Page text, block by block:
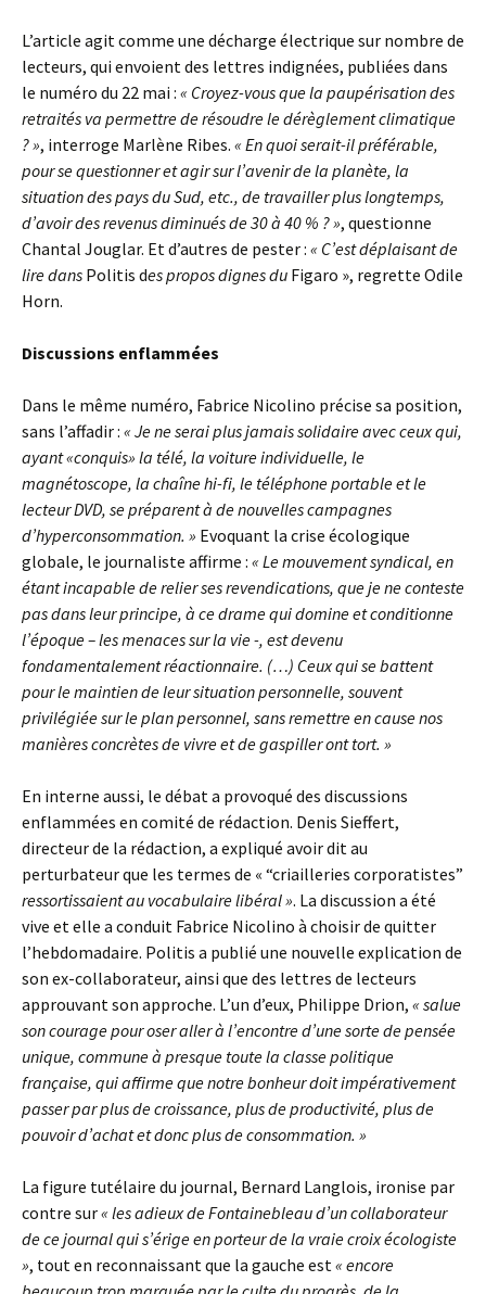
L’article agit comme une décharge électrique sur nombre de
lecteurs, qui envoient des lettres indignées, publiées dans
le numéro du 22 mai : « Croyez-vous que la paupérisation des
retraités va permettre de résoudre le dérèglement climatique
? », interroge Marlène Ribes. « En quoi serait-il préférable,
pour se questionner et agir sur l’avenir de la planète, la
situation des pays du Sud, etc., de travailler plus longtemps,
d’avoir des revenus diminués de 30 à 40 % ? », questionne
Chantal Jouglar. Et d’autres de pester : « C’est déplaisant de
lire dans Politis des propos dignes du Figaro », regrette Odile
Horn.
Discussions enflammées
Dans le même numéro, Fabrice Nicolino précise sa position,
sans l’affadir : « Je ne serai plus jamais solidaire avec ceux qui,
ayant «conquis» la télé, la voiture individuelle, le
magnétoscope, la chaîne hi-fi, le téléphone portable et le
lecteur DVD, se préparent à de nouvelles campagnes
d’hyperconsommation. » Evoquant la crise écologique
globale, le journaliste affirme : « Le mouvement syndical, en
étant incapable de relier ses revendications, que je ne conteste
pas dans leur principe, à ce drame qui domine et conditionne
l’époque – les menaces sur la vie -, est devenu
fondamentalement réactionnaire. (…) Ceux qui se battent
pour le maintien de leur situation personnelle, souvent
privilégiée sur le plan personnel, sans remettre en cause nos
manières concrètes de vivre et de gaspiller ont tort. »
En interne aussi, le débat a provoqué des discussions
enflammées en comité de rédaction. Denis Sieffert,
directeur de la rédaction, a expliqué avoir dit au
perturbateur que les termes de « “criailleries corporatistes”
ressortissaient au vocabulaire libéral ». La discussion a été
vive et elle a conduit Fabrice Nicolino à choisir de quitter
l’hebdomadaire. Politis a publié une nouvelle explication de
son ex-collaborateur, ainsi que des lettres de lecteurs
approuvant son approche. L’un d’eux, Philippe Drion, « salue
son courage pour oser aller à l’encontre d’une sorte de pensée
unique, commune à presque toute la classe politique
française, qui affirme que notre bonheur doit impérativement
passer par plus de croissance, plus de productivité, plus de
pouvoir d’achat et donc plus de consommation. »
La figure tutélaire du journal, Bernard Langlois, ironise par
contre sur« les adieux de Fontainebleau d’un collaborateur
de ce journal qui s’érige en porteur de la vraie croix écologiste
», tout en reconnaissant que la gauche est« encore